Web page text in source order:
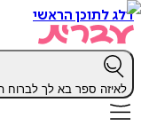
דלג לתוכן הראשי
לאיזה ספר בא לך לברוח